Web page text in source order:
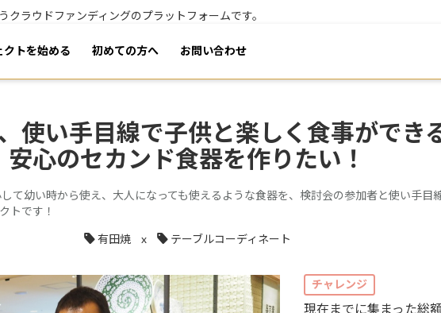
ラウドファンディングのプラットフォームです。
クトを始める 初めての方へ お問い合わせ
使い手目線で子供と楽しく食事ができ
安心のセカンド食器を作りたい！
て幼い時から使え、大人になっても使えるような食器を、検討会の参加者と使い手目
トです！
有田焼 x テーブルコーディネート
チャレンジ
現在までに集まった総